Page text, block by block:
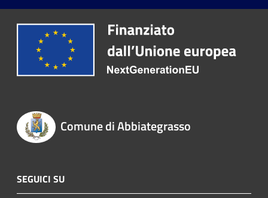
Comune di Abbiategrasso
SEGUICI SU